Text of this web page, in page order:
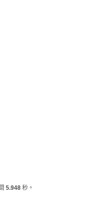
5.948 秒。